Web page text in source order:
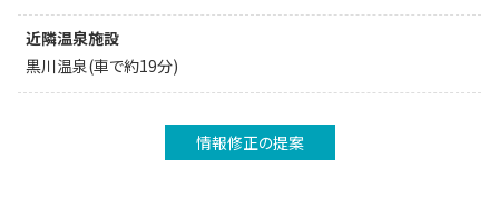
近隣温泉施設
黒川温泉(車で約19分)
情報修正の提案